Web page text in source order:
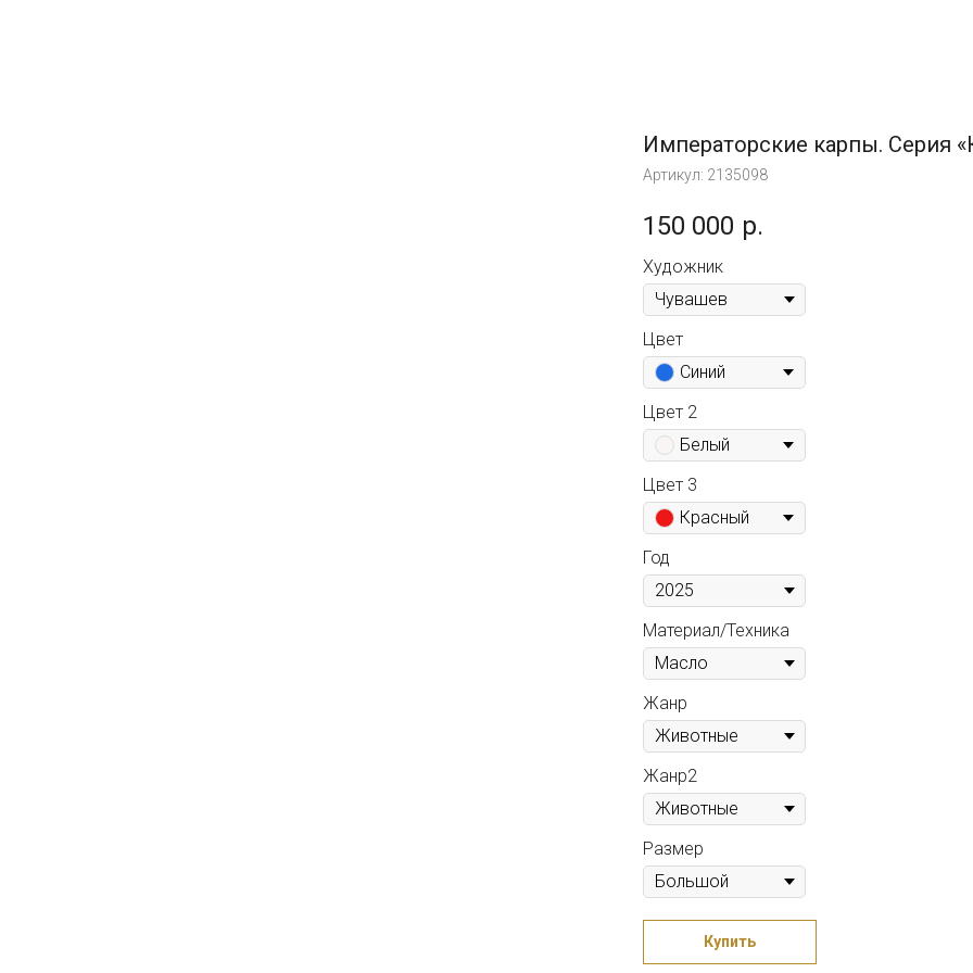
Императорские карпы. Серия
Артикул: 2135098
150 000 р.
Художник
Цвет
Синий
Цвет 2
Белый
Цвет 3
Красный
Год
Материал/Техника
Жанр
Жанр2
Размер
Купить